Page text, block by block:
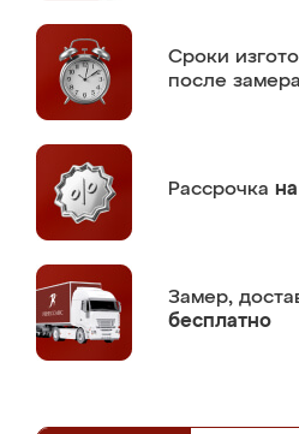
Сроки
после замера
Рассрочка
Замер,
бесплатно